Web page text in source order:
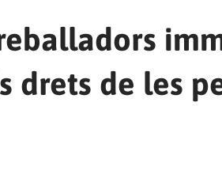
drets de les